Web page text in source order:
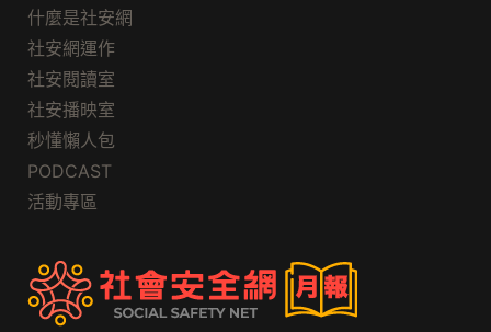
什麼是社安網
社安網運作
社安閱讀室
社安播映室
秒懂懶人包
PODCAST
活動專區